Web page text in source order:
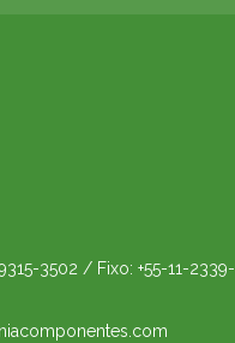
3502 / Fixo: +55-11-2339-